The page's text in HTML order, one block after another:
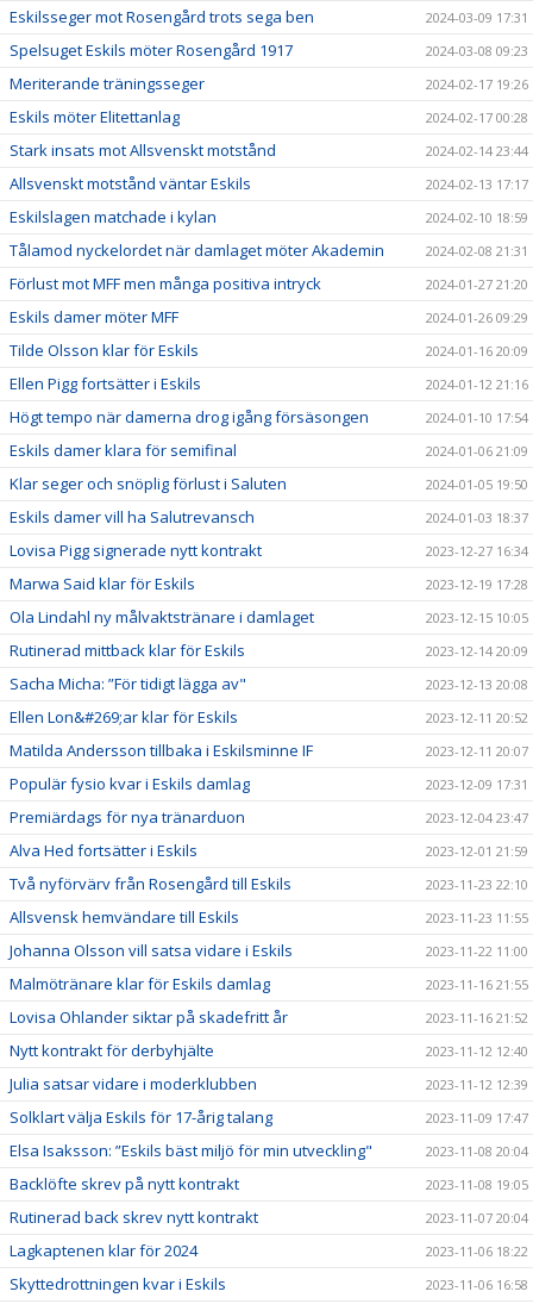
Eskilsseger mot Rosengård trots sega ben 2024-03-09 17:31
Spelsuget Eskils möter Rosengård 1917 2024-03-08 09:23
Meriterande träningsseger 2024-02-17 19:26
Eskils möter Elitettanlag 2024-02-17 00:28
Stark insats mot Allsvenskt motstånd 2024-02-14 23:44
Allsvenskt motstånd väntar Eskils 2024-02-13 17:17
Eskilslagen matchade i kylan 2024-02-10 18:59
Tålamod nyckelordet när damlaget möter Akademin 2024-02-08 21:31
Förlust mot MFF men många positiva intryck 2024-01-27 21:20
Eskils damer möter MFF 2024-01-26 09:29
Tilde Olsson klar för Eskils 2024-01-16 20:09
Ellen Pigg fortsätter i Eskils 2024-01-12 21:16
Högt tempo när damerna drog igång försäsongen 2024-01-10 17:54
Eskils damer klara för semifinal 2024-01-06 21:09
Klar seger och snöplig förlust i Saluten 2024-01-05 19:50
Eskils damer vill ha Salutrevansch 2024-01-03 18:37
Lovisa Pigg signerade nytt kontrakt 2023-12-27 16:34
Marwa Said klar för Eskils 2023-12-19 17:28
Ola Lindahl ny målvaktstränare i damlaget 2023-12-15 10:05
Rutinerad mittback klar för Eskils 2023-12-14 20:09
Sacha Micha: ”För tidigt lägga av" 2023-12-13 20:08
Ellen Lon&#269;ar klar för Eskils 2023-12-11 20:52
Matilda Andersson tillbaka i Eskilsminne IF 2023-12-11 20:07
Populär fysio kvar i Eskils damlag 2023-12-09 17:31
Premiärdags för nya tränarduon 2023-12-04 23:47
Alva Hed fortsätter i Eskils 2023-12-01 21:59
Två nyförvärv från Rosengård till Eskils 2023-11-23 22:10
Allsvensk hemvändare till Eskils 2023-11-23 11:55
Johanna Olsson vill satsa vidare i Eskils 2023-11-22 11:00
Malmötränare klar för Eskils damlag 2023-11-16 21:55
Lovisa Ohlander siktar på skadefritt år 2023-11-16 21:52
Nytt kontrakt för derbyhjälte 2023-11-12 12:40
Julia satsar vidare i moderklubben 2023-11-12 12:39
Solklart välja Eskils för 17-årig talang 2023-11-09 17:47
Elsa Isaksson: ”Eskils bäst miljö för min utveckling" 2023-11-08 20:04
Backlöfte skrev på nytt kontrakt 2023-11-08 19:05
Rutinerad back skrev nytt kontrakt 2023-11-07 20:04
Lagkaptenen klar för 2024 2023-11-06 18:22
Skyttedrottningen kvar i Eskils 2023-11-06 16:58